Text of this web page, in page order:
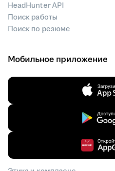
HeadHunter API
Поиск работы
Поиск по резюме
Мобильное приложение